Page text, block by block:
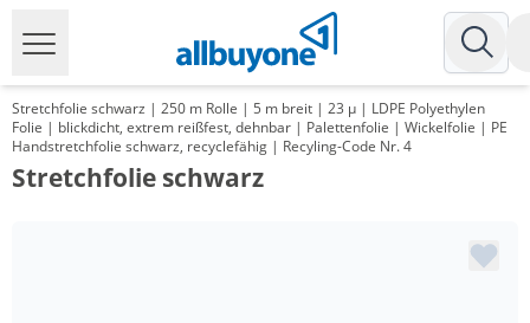
Stretchfolie schwarz | 250 m Rolle | 5 m breit | 23 µ | LDPE Polyethylen
Folie | blickdicht, extrem reißfest, dehnbar | Palettenfolie | Wickelfolie | PE
Handstretchfolie schwarz, recyclefähig | Recyling-Code Nr. 4
Stretchfolie schwarz